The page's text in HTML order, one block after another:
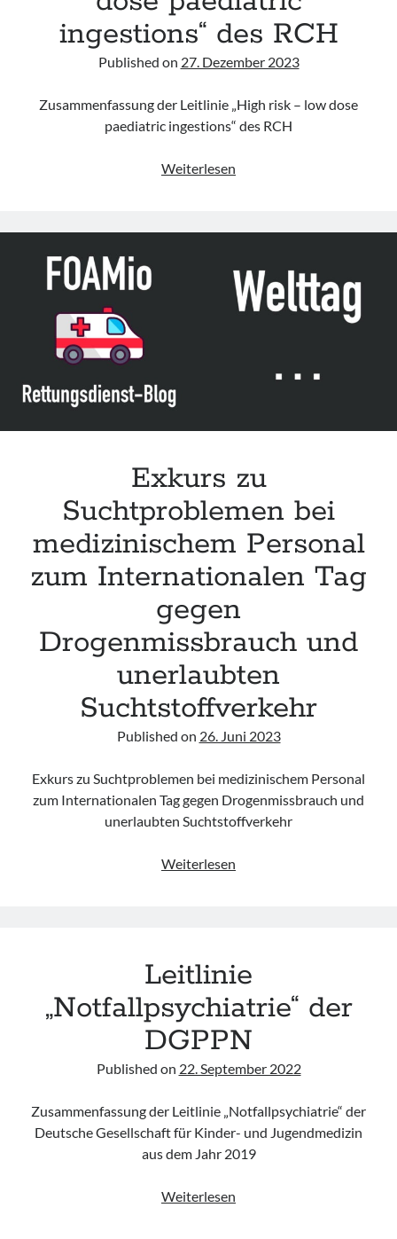
ingestions“ des RCH
Published on 27. Dezember 2023
Zusammenfassung der Leitlinie „High risk – low dose
paediatric ingestions“ des RCH
Weiterlesen
–
dose
paediatric
ingestions“
Exkurs zu
Suchtproblemen bei
medizinischem Personal
zum Internationalen Tag
gegen
Drogenmissbrauch und
unerlaubten
Suchtstoffverkehr
Published on 26. Juni 2023
Exkurs zu Suchtproblemen bei medizinischem Personal
zum Internationalen Tag gegen Drogenmissbrauch und
unerlaubten Suchtstoffverkehr
Weiterlesen
Personal
zum
Internationalen
Tag
gegen
Drogenmissbrauch
unerlaubten
Suchtstoffverkehr
Leitlinie
„Notfallpsychiatrie“ der
DGPPN
Published on 22. September 2022
Zusammenfassung der Leitlinie „Notfallpsychiatrie“ der
Deutsche Gesellschaft für Kinder- und Jugendmedizin
aus dem Jahr 2019
Weiterlesen